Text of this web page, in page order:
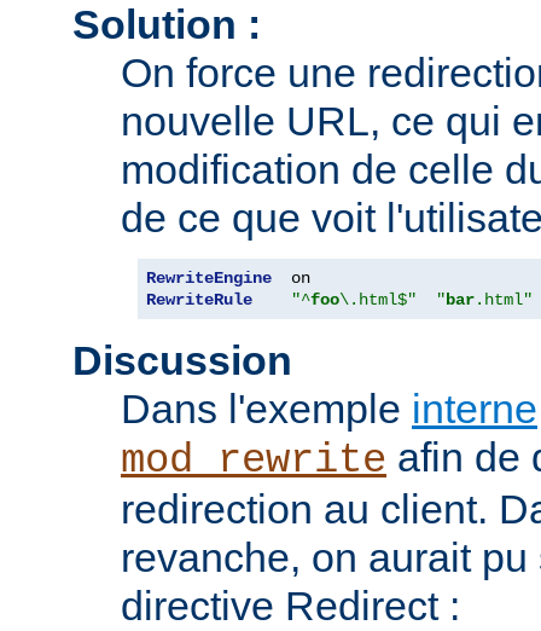
Solution :
On force une
nouvelle URL, ce qui
modification de celle
de ce que voit
RewriteEngine
RewriteRule
"^foo\.html$" "bar.html"
Discussion
Dans l'exemple interne
mod_rewrite afin de
redirection au client.
revanche, on aurait
directive Redirect :